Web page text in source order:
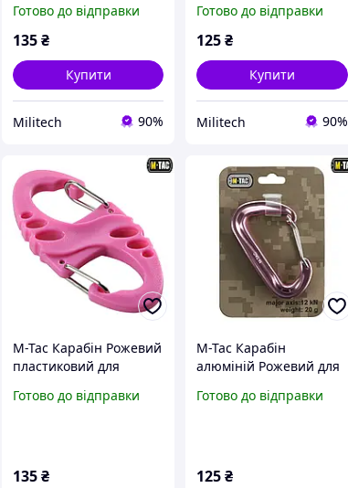
Готово до відправки
135₴
Купити
Militech 90%
Готово до відправки
125₴
Купити
Militech 90%
M-Tac Карабін Рожевий
пластиковий для
Готово до відправки
135₴
M-Tac Карабін
алюміній Рожевий для
Готово до відправки
125₴